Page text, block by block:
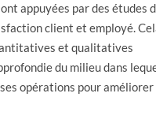
appuyées par des études
client et employé.
et qualitatives
du milieu dans
opérations pour améliorer